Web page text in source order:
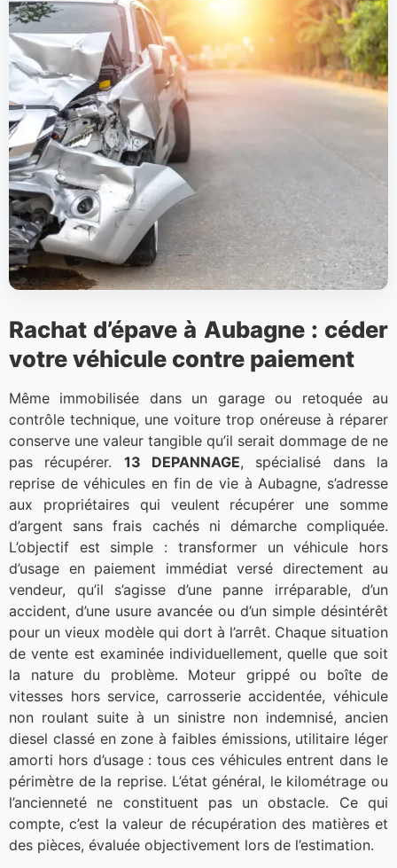
Rachat d’épave à Aubagne : céder
votre véhicule contre paiement
Même immobilisée dans un garage ou retoquée au
contrôle technique, une voiture trop onéreuse à réparer
conserve une valeur tangible qu’il serait dommage de ne
pas récupérer. 13 DEPANNAGE, spécialisé dans la
reprise de véhicules en fin de vie à Aubagne, s’adresse
aux propriétaires qui veulent récupérer une somme
d’argent sans frais cachés ni démarche compliquée.
L’objectif est simple : transformer un véhicule hors
d’usage en paiement immédiat versé directement au
vendeur, qu’il s’agisse d’une panne irréparable, d’un
accident, d’une usure avancée ou d’un simple désintérêt
pour un vieux modèle qui dort à l’arrêt. Chaque situation
de vente est examinée individuellement, quelle que soit
la nature du problème. Moteur grippé ou boîte de
vitesses hors service, carrosserie accidentée, véhicule
non roulant suite à un sinistre non indemnisé, ancien
diesel classé en zone à faibles émissions, utilitaire léger
amorti hors d’usage : tous ces véhicules entrent dans le
périmètre de la reprise. L’état général, le kilométrage ou
l’ancienneté ne constituent pas un obstacle. Ce qui
compte, c’est la valeur de récupération des matières et
des pièces, évaluée objectivement lors de l’estimation.